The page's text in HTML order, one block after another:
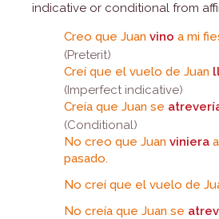
indicative or conditional from
Creo que Juan vino a mi
(Preterit)
Creí que el vuelo de Juan
(Imperfect indicative)
Creía que Juan se
(Conditional)
No creo que Juan viniera
pasado.
No creí que el vuelo de
No creía que Juan se